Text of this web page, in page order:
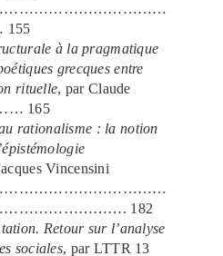
à la pragmatique
grecques entre
rituelle, par Claude
165
rationalisme : la notion
Vincensini
182
Retour sur l’analyse
sociales, par LTTR 13